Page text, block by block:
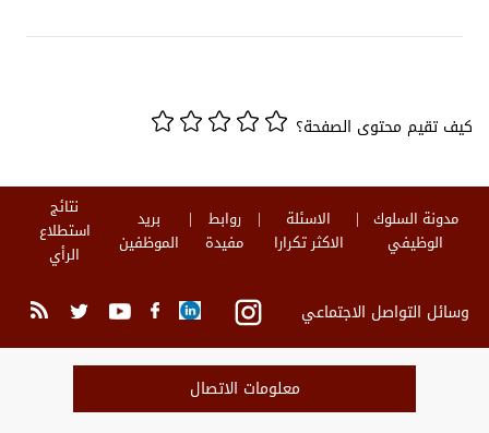
كيف تقيم محتوى الصفحة؟
مدونة السلوك
الوظيفي
الاسئلة
الاكثر تكرارا
روابط
مفيدة
بريد
الموظفين
نتائج
استطلاع
الرأي
وسائل التواصل الاجتماعي
معلومات الاتصال